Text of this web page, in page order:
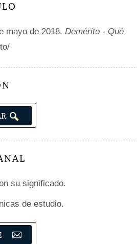
mayo de 2018. Demérito - Qué
su significado.
de estudio.